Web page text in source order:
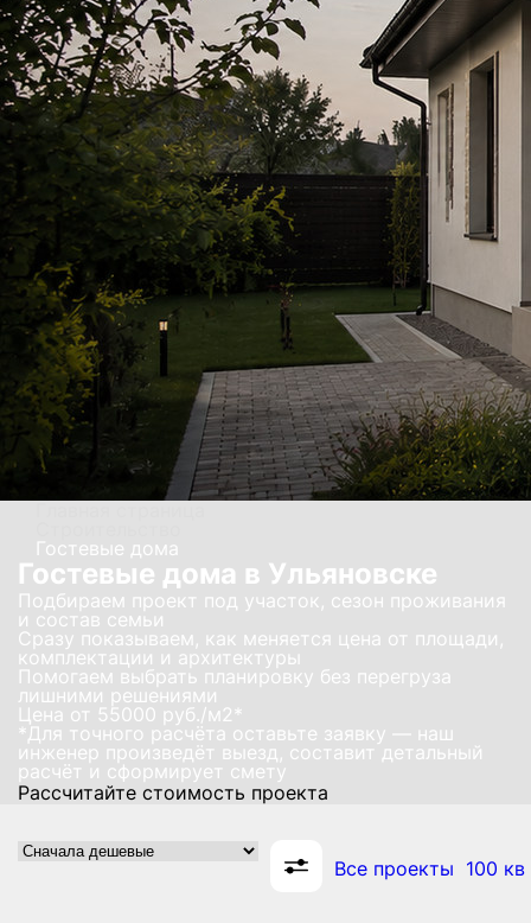
Гостевые дома
Гостевые дома в Ульяновске
Подбираем проект под участок, сезон проживания
и состав семьи
Сразу показываем, как меняется цена от площади,
комплектации и архитектуры
Помогаем выбрать планировку без перегруза
лишними решениями
Цена от 55000 руб./м2*
*Для точного расчёта оставьте заявку — наш
инженер произведёт выезд, составит детальный
расчёт и сформирует смету
Рассчитайте стоимость проекта
Все проекты 100